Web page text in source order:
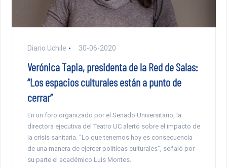
Diario Uchile 30-06-2020
Verónica Tapia, presidenta de la Red de Salas:
“Los espacios culturales están a punto de
cerrar”
En un foro organizado por el Senado Universitario, la
directora ejecutiva del Teatro UC alertó sobre el impacto de
la crisis sanitaria. “Lo que tenemos hoy es consecuencia
de una manera de ejercer políticas culturales”, señaló por
su parte el académico Luis Montes.